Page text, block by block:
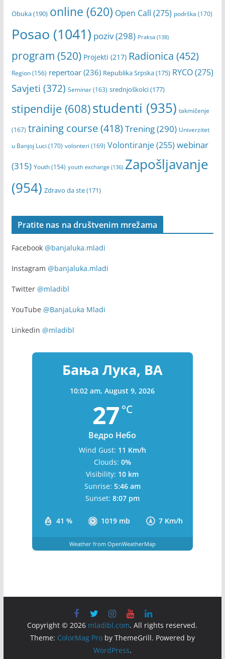
Obuka(190) online (620) Open Call (275) podrška (170)
Posao (1041) poziv(298) Praksa(138)
program (520) Projekti (217) Radionica (452)
Region(156) repertoar(236) Republika Srpska(175) RYCO(275)
Savjeti (372) Seminar(163) srednjoškolci(177)
stipendije(608)studenti (935) takmičenje
(167) training course(418) Trening(290) Univerzitet
u Banjoj Luci (170) volonteri (169) Volontiranje(255) webinar
(315) Youth(154) youth exchange(136) Zapošljavanje
(954) Zdravo da ste(171)
Pratite nas na društvenim mrežama
Facebook @banjaluka.mladi
Instagram @banjaluka.mladi
Twitter @mladibl
YouTube @BanjaLuka Mladi
Linkedin @mladibl
Бања Лука, BA
10:02 am,August 9, 2026
27 °C
Ведро Небо
41 % 1019 mb 7 Km/h
Wind Gust: 11 Km/h
Clouds: 0%
Visibility: 10 km
Sunrise: 5:46 am
Sunset: 8:07 pm
Weather from OpenWeatherMap
Copyright © 2026 mladibl.com. All rights reserved.
Theme: ColorMag Proby ThemeGrill. Powered by
WordPress.